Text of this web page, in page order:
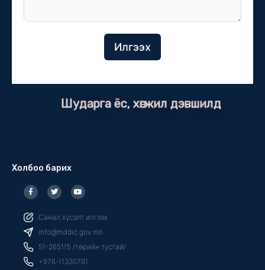
Илгээх
Шударга ёс, хөгжил дэвшилд
Холбоо барих
F
a
c
b
o
o
k
f
T
w
i
t
r
Y
o
u
u
e
Санал хүсэлт илгээх
info@mddic.gov.mn
51-265115 /төрийн тусгай/
+976-11330781